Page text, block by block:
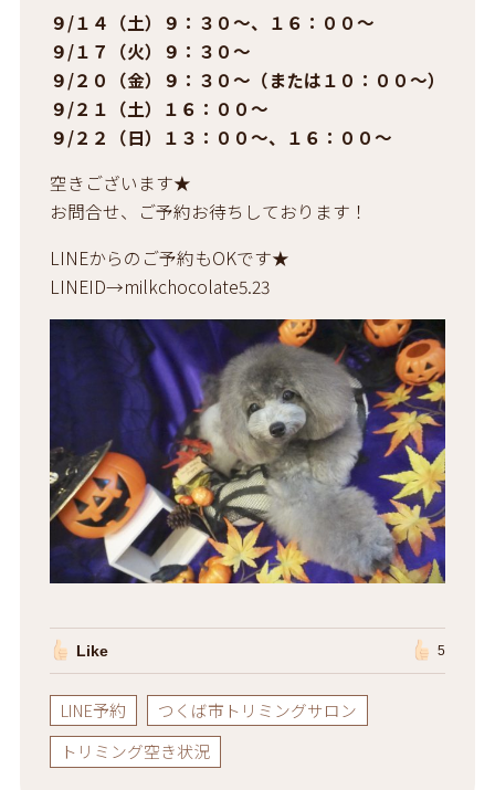
９/１４（土）９：３０～、１６：００～
９/１７（火）９：３０～
９/２０（金）９：３０～（または１０：００～）
９/２１（土）１６：００～
９/２２（日）１３：００～、１６：００～
空きございます★
お問合せ、ご予約お待ちしております！
LINEからのご予約もOKです★
LINEID→milkchocolate5.23
Like 5
LINE予約
つくば市トリミングサロン
トリミング空き状況